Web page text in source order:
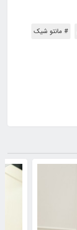
# مانتو شیک